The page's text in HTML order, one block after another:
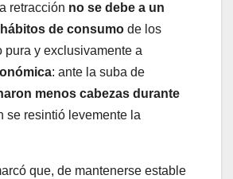
retracción no se debe a un
de consumo de los
pura y exclusivamente a
: ante la suba de
menos cabezas durante
se resintió levemente la
que, de mantenerse estable